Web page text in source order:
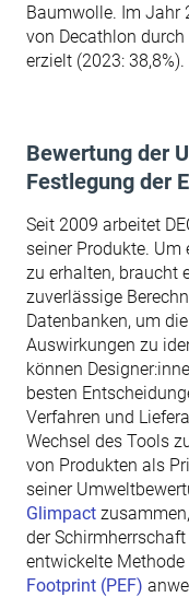
Baumwolle.‌ Im Jahr
von Decathlon
erzielt (2023: 38,8%).
Bewertung der
Festlegung der
Seit 2009 arbeitet
seiner Produkte.
zu erhalten, braucht
zuverlässige
Datenbanken, um
Auswirkungen zu
können
besten
Verfahren und
Wechsel des Tools
von Produkten als
seiner
Glimpact
der
entwickelte Methode
Footprint (PEF)